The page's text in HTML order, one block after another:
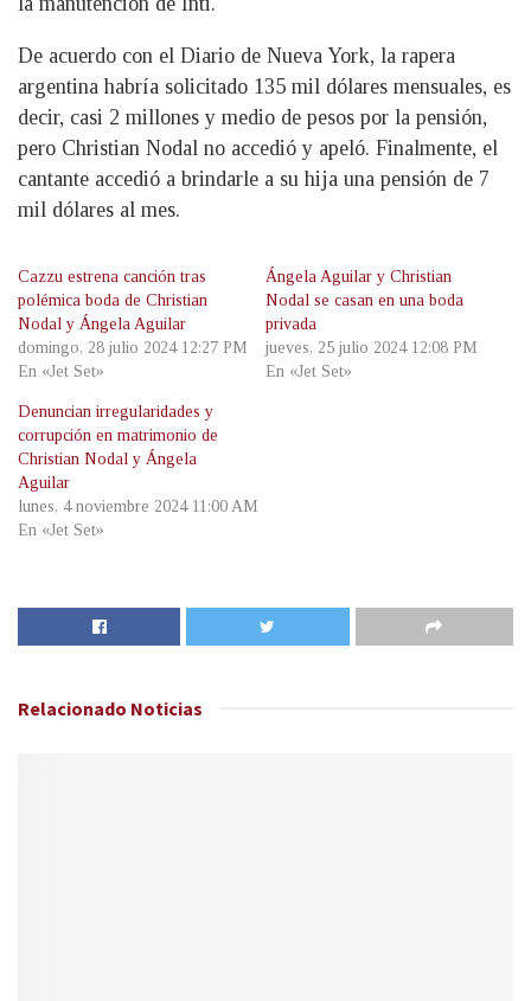
De acuerdo con el Diario de Nueva York, la rapera
argentina habría solicitado 135 mil dólares mensuales, es
decir, casi 2 millones y medio de pesos por la pensión,
pero Christian Nodal no accedió y apeló. Finalmente, el
cantante accedió a brindarle a su hija una pensión de 7
mil dólares al mes.
Cazzu estrena canción tras
polémica boda de Christian
Nodal y Ángela Aguilar
domingo, 28 julio 2024 12:27 PM
En «Jet Set»
Ángela Aguilar y Christian
Nodal se casan en una boda
privada
jueves, 25 julio 2024 12:08 PM
En «Jet Set»
Denuncian irregularidades y
corrupción en matrimonio de
Christian Nodal y Ángela
Aguilar
lunes, 4 noviembre 2024 11:00 AM
En «Jet Set»
Relacionado Noticias